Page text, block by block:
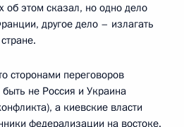
об этом сказал, но одно дело
другое дело – излагать
сторонами переговоров
не Россия и Украина
а киевские власти
федерализации на востоке.